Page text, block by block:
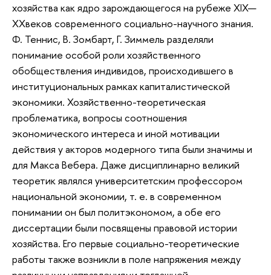
хозяйства как ядро зарождающегося на рубеже XIX—
XXвеков современного социально-научного знания.
Ф. Теннис, В. Зомбарт, Г. Зиммель разделяли
понимание особой роли хозяйственного
обобществления индивидов, происходившего в
институциональных рамках капиталистической
экономики. Хозяйственно-теоретическая
проблематика, вопросы соотношения
экономического интереса и иной мотивации
действия у акторов модерного типа были значимы и
для Макса Вебера. Даже дисциплинарно великий
теоретик являлся университетским профессором
национальной экономии, т. е. в современном
понимании он был политэкономом, а обе его
диссертации были посвящены правовой истории
хозяйства. Его первые социально-теоретические
работы также возникли в поле напряжения между